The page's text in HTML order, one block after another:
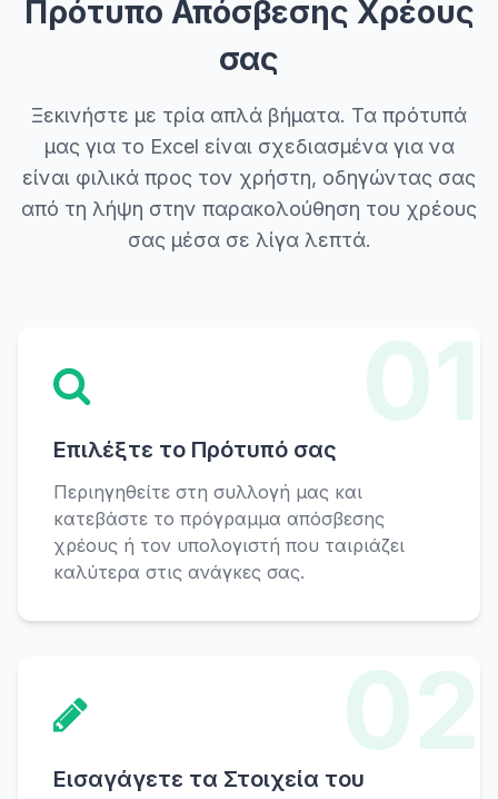
Πρότυπο Απόσβεσης Χρέους
σας
Ξεκινήστε με τρία απλά βήματα. Τα πρότυπά
μας για το Excel είναι σχεδιασμένα για να
είναι φιλικά προς τον χρήστη, οδηγώντας σας
από τη λήψη στην παρακολούθηση του χρέους
σας μέσα σε λίγα λεπτά.
01
Επιλέξτε το Πρότυπό σας
Περιηγηθείτε στη συλλογή μας και
κατεβάστε το πρόγραμμα απόσβεσης
χρέους ή τον υπολογιστή που ταιριάζει
καλύτερα στις ανάγκες σας.
02
Εισαγάγετε τα Στοιχεία του